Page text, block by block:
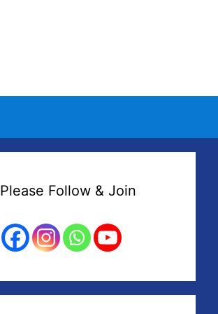
Please Follow & Join